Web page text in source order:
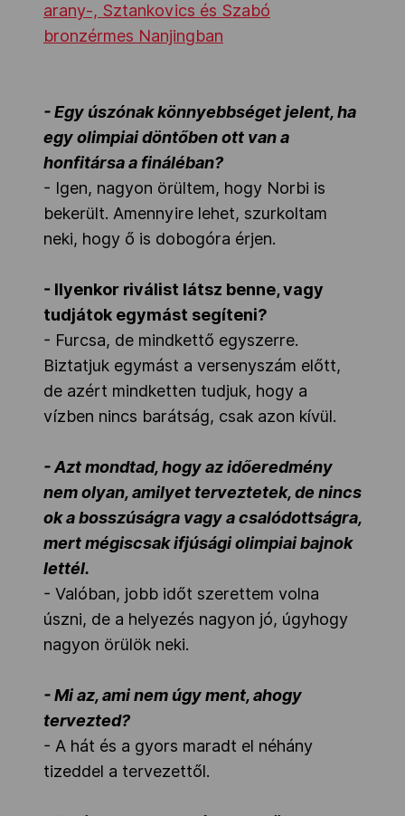
arany-, Sztankovics és Szabó
bronzérmes Nanjingban
- Egy úszónak könnyebbséget jelent, ha
egy olimpiai döntőben ott van a
honfitársa a fináléban?
- Igen, nagyon örültem, hogy Norbi is
bekerült. Amennyire lehet, szurkoltam
neki, hogy ő is dobogóra érjen.
- Ilyenkor riválist látsz benne, vagy
tudjátok egymást segíteni?
- Furcsa, de mindkettő egyszerre.
Biztatjuk egymást a versenyszám előtt,
de azért mindketten tudjuk, hogy a
vízben nincs barátság, csak azon kívül.
- Azt mondtad, hogy az időeredmény
nem olyan, amilyet terveztetek, de nincs
ok a bosszúságra vagy a csalódottságra,
mert mégiscsak ifjúsági olimpiai bajnok
lettél.
- Valóban, jobb időt szerettem volna
úszni, de a helyezés nagyon jó, úgyhogy
nagyon örülök neki.
- Mi az, ami nem úgy ment, ahogy
tervezted?
- A hát és a gyors maradt el néhány
tizeddel a tervezettől.